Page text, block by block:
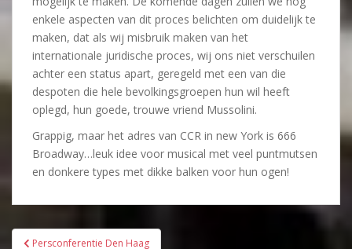
enkele aspecten van dit proces belichten om duidelijk te
maken, dat als wij misbruik maken van het
internationale juridische proces, wij ons niet verschuilen
achter een status apart, geregeld met een van die
despoten die hele bevolkingsgroepen hun wil heeft
oplegd, hun goede, trouwe vriend Mussolini.
Grappig, maar het adres van CCR in new York is 666
Broadway…leuk idee voor musical met veel puntmutsen
en donkere types met dikke balken voor hun ogen!
Bericht
Persconferentie Den Haag